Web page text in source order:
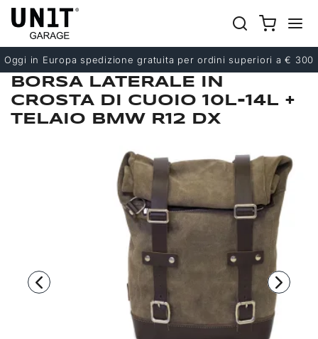
Oggi in Europa spedizione gratuita per ordini superiori a € 300
Precedente
Successivo
BORSA LATERALE IN
CROSTA DI CUOIO 10L-14L +
TELAIO BMW R12 DX